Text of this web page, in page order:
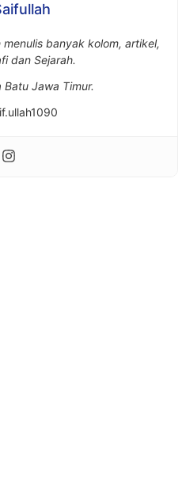
banyak kolom, artikel,
dan Sejarah.
Batu Jawa Timur.